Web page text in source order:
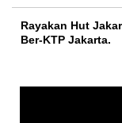
Rayakan Hut
Ber-KTP Jakarta.